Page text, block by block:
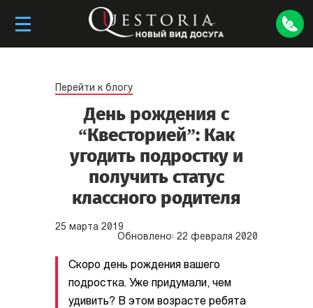
Перейти к блогу
День рождения с
“Квесторией”: Как
угодить подростку и
получить статус
классного родителя
25 марта 2019
Обновлено: 22 февраля 2020
Скоро день рождения вашего
подростка. Уже придумали, чем
удивить? В этом возрасте ребята